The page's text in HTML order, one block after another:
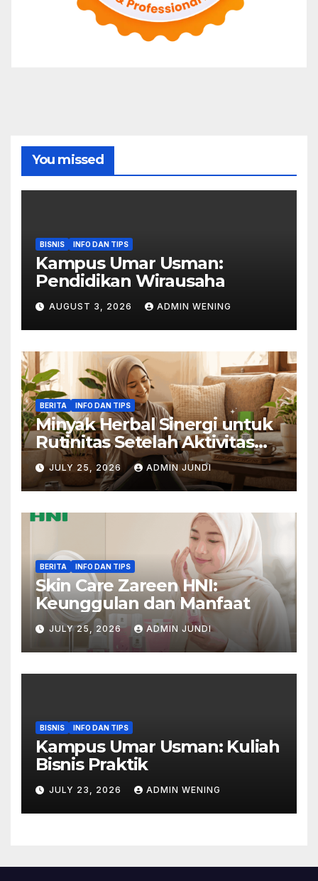
You missed
BISNIS INFO DAN TIPS
Kampus Umar Usman:
Pendidikan Wirausaha
AUGUST 3, 2026 ADMIN WENING
BERITA INFO DAN TIPS
Minyak Herbal Sinergi untuk
Rutinitas Setelah Aktivitas
Padat
JULY 25, 2026 ADMIN JUNDI
BERITA INFO DAN TIPS
Skin Care Zareen HNI:
Keunggulan dan Manfaat
JULY 25, 2026 ADMIN JUNDI
BISNIS INFO DAN TIPS
Kampus Umar Usman: Kuliah
Bisnis Praktik
JULY 23, 2026 ADMIN WENING